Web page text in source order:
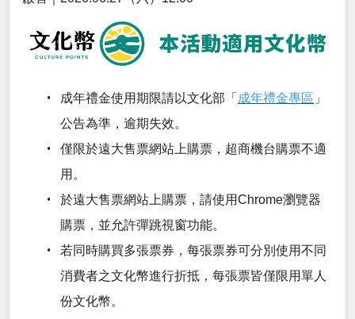
成年禮金使用期限請以文化部「 成年禮金專區 」
公告為準，逾期失效。
僅限於遠大售票網站上購票，超商機台購票不適
用。
於遠大售票網站上購票，請使用Chrome瀏覽器
購票，並允許彈跳視窗功能。
若同時購買多張票券，每張票券可分別使用不同
消費者之文化幣進行折抵，每張票皆僅限用單人
份文化幣。